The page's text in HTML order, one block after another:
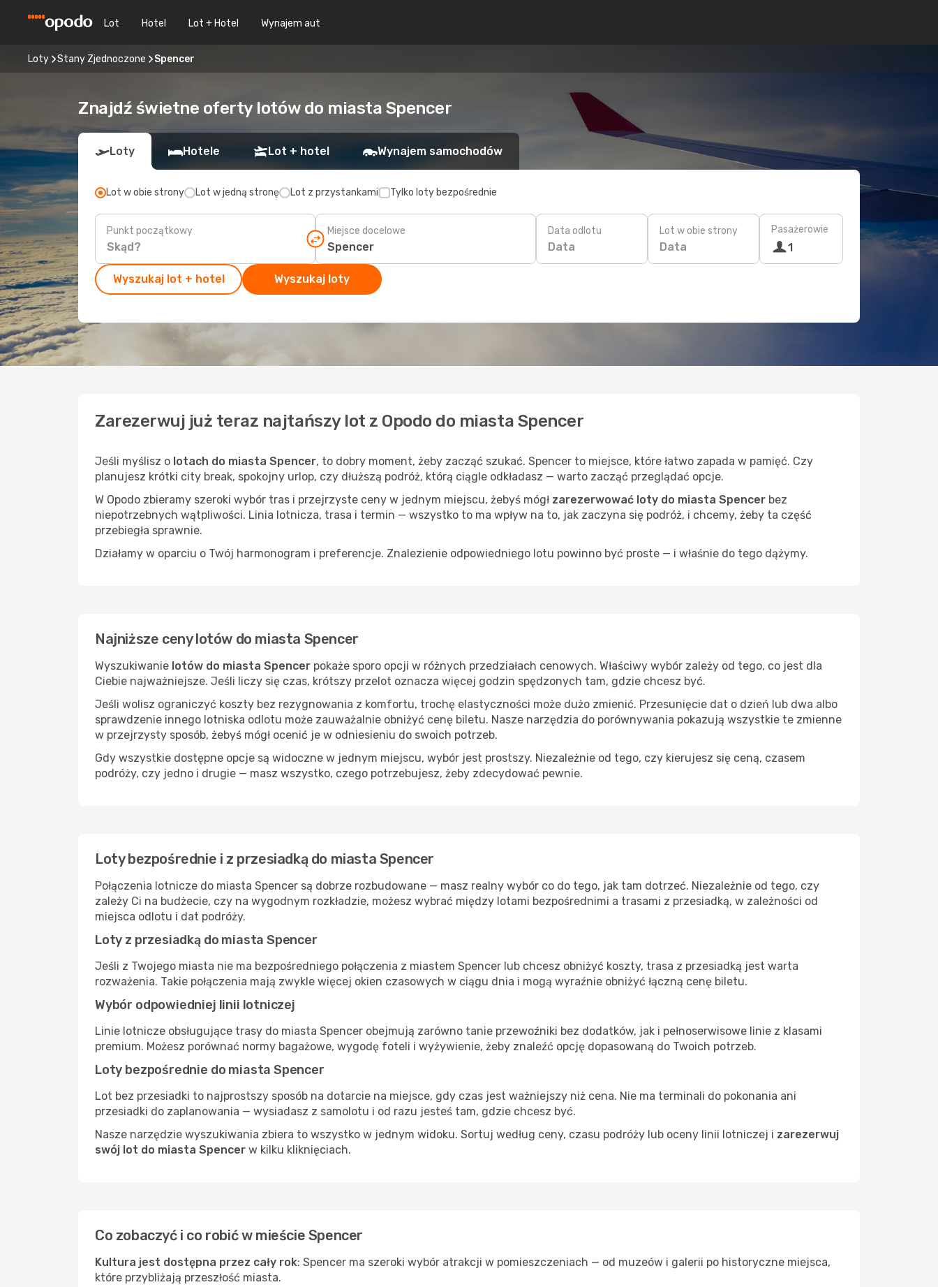
Lot Hotel Lot + Hotel Wynajem aut
Loty Stany Zjednoczone Spencer
Znajdź świetne oferty lotów do miasta Spencer
Loty Hotele Lot + hotel Wynajem samochodów
Lot w obie strony Lot w jedną stronę Lot z przystankami Tylko loty bezpośrednie
Punkt początkowy Miejsce docelowe Data odlotu
Data
Lot w obie strony
Data
Pasażerowie
1
Wyszukaj lot + hotel Wyszukaj loty
Zarezerwuj już teraz najtańszy lot z Opodo do miasta Spencer
Jeśli myślisz o lotach do miasta Spencer, to dobry moment, żeby zacząć szukać. Spencer to miejsce, które łatwo zapada w pamięć. Czy
planujesz krótki city break, spokojny urlop, czy dłuższą podróż, którą ciągle odkładasz — warto zacząć przeglądać opcje.
W Opodo zbieramy szeroki wybór tras i przejrzyste ceny w jednym miejscu, żebyś mógł zarezerwować loty do miasta Spencer bez
niepotrzebnych wątpliwości. Linia lotnicza, trasa i termin — wszystko to ma wpływ na to, jak zaczyna się podróż, i chcemy, żeby ta część
przebiegła sprawnie.
Działamy w oparciu o Twój harmonogram i preferencje. Znalezienie odpowiedniego lotu powinno być proste — i właśnie do tego dążymy.
Najniższe ceny lotów do miasta Spencer
Wyszukiwanie lotów do miasta Spencer pokaże sporo opcji w różnych przedziałach cenowych. Właściwy wybór zależy od tego, co jest dla
Ciebie najważniejsze. Jeśli liczy się czas, krótszy przelot oznacza więcej godzin spędzonych tam, gdzie chcesz być.
Jeśli wolisz ograniczyć koszty bez rezygnowania z komfortu, trochę elastyczności może dużo zmienić. Przesunięcie dat o dzień lub dwa albo
sprawdzenie innego lotniska odlotu może zauważalnie obniżyć cenę biletu. Nasze narzędzia do porównywania pokazują wszystkie te zmienne
w przejrzysty sposób, żebyś mógł ocenić je w odniesieniu do swoich potrzeb.
Gdy wszystkie dostępne opcje są widoczne w jednym miejscu, wybór jest prostszy. Niezależnie od tego, czy kierujesz się ceną, czasem
podróży, czy jedno i drugie — masz wszystko, czego potrzebujesz, żeby zdecydować pewnie.
Loty bezpośrednie i z przesiadką do miasta Spencer
Połączenia lotnicze do miasta Spencer są dobrze rozbudowane — masz realny wybór co do tego, jak tam dotrzeć. Niezależnie od tego, czy
zależy Ci na budżecie, czy na wygodnym rozkładzie, możesz wybrać między lotami bezpośrednimi a trasami z przesiadką, w zależności od
miejsca odlotu i dat podróży.
Loty z przesiadką do miasta Spencer
Jeśli z Twojego miasta nie ma bezpośredniego połączenia z miastem Spencer lub chcesz obniżyć koszty, trasa z przesiadką jest warta
rozważenia. Takie połączenia mają zwykle więcej okien czasowych w ciągu dnia i mogą wyraźnie obniżyć łączną cenę biletu.
Wybór odpowiedniej linii lotniczej
Linie lotnicze obsługujące trasy do miasta Spencer obejmują zarówno tanie przewoźniki bez dodatków, jak i pełnoserwisowe linie z klasami
premium. Możesz porównać normy bagażowe, wygodę foteli i wyżywienie, żeby znaleźć opcję dopasowaną do Twoich potrzeb.
Loty bezpośrednie do miasta Spencer
Lot bez przesiadki to najprostszy sposób na dotarcie na miejsce, gdy czas jest ważniejszy niż cena. Nie ma terminali do pokonania ani
przesiadki do zaplanowania — wysiadasz z samolotu i od razu jesteś tam, gdzie chcesz być.
Nasze narzędzie wyszukiwania zbiera to wszystko w jednym widoku. Sortuj według ceny, czasu podróży lub oceny linii lotniczej i zarezerwuj
swój lot do miasta Spencer w kilku kliknięciach.
Co zobaczyć i co robić w mieście Spencer
Kultura jest dostępna przez cały rok: Spencer ma szeroki wybór atrakcji w pomieszczeniach — od muzeów i galerii po historyczne miejsca,
które przybliżają przeszłość miasta.